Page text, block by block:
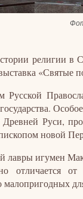
религии в
«Святые
Русской
Руси,
новой
лавры игумен
отличается
малопригодных